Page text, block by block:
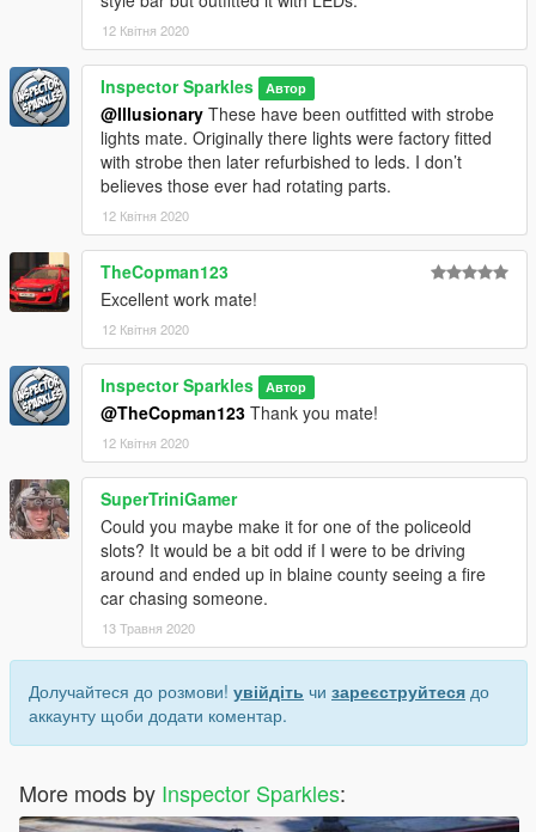
12 Квітня 2020
Inspector Sparkles Автор
@Illusionary These have been outfitted with strobe
lights mate. Originally there lights were factory fitted
with strobe then later refurbished to leds. I don’t
believes those ever had rotating parts.
12 Квітня 2020
TheCopman123
Excellent work mate!
12 Квітня 2020
Inspector Sparkles Автор
@TheCopman123 Thank you mate!
12 Квітня 2020
SuperTriniGamer
Could you maybe make it for one of the policeold
slots? It would be a bit odd if I were to be driving
around and ended up in blaine county seeing a fire
car chasing someone.
13 Травня 2020
Долучайтеся до розмови! увійдіть чи зареєструйтеся до
аккаунту щоби додати коментар.
More mods by Inspector Sparkles: